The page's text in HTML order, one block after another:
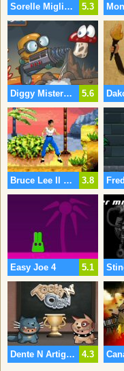
5.3
Sorelle Migliori Amici Per Sempre
5.6
Diggy Mistero Di Massa Centro
3.8
Bruce Lee Il Ritorno Della Leggenda
5.1
Easy Joe 4
4.3
Dente N Artiglio